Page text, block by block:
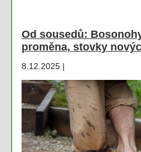
Od sousedů:
proměna, stovky
8.12.2025 |